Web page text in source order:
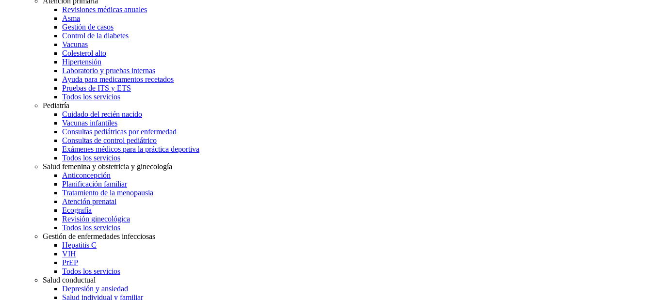
Revisiones médicas anuales
Asma
Gestión de casos
Control de la diabetes
Vacunas
Colesterol alto
Hipertensión
Laboratorio y pruebas internas
Ayuda para medicamentos recetados
Pruebas de ITS y ETS
Todos los servicios
Pediatría
Cuidado del recién nacido
Vacunas infantiles
Consultas pediátricas por enfermedad
Consultas de control pediátrico
Exámenes médicos para la práctica deportiva
Todos los servicios
Salud femenina y obstetricia y ginecología
Anticoncepción
Planificación familiar
Tratamiento de la menopausia
Atención prenatal
Ecografía
Revisión ginecológica
Todos los servicios
Gestión de enfermedades infecciosas
Hepatitis C
VIH
PrEP
Todos los servicios
Salud conductual
Depresión y ansiedad
Salud individual y familiar